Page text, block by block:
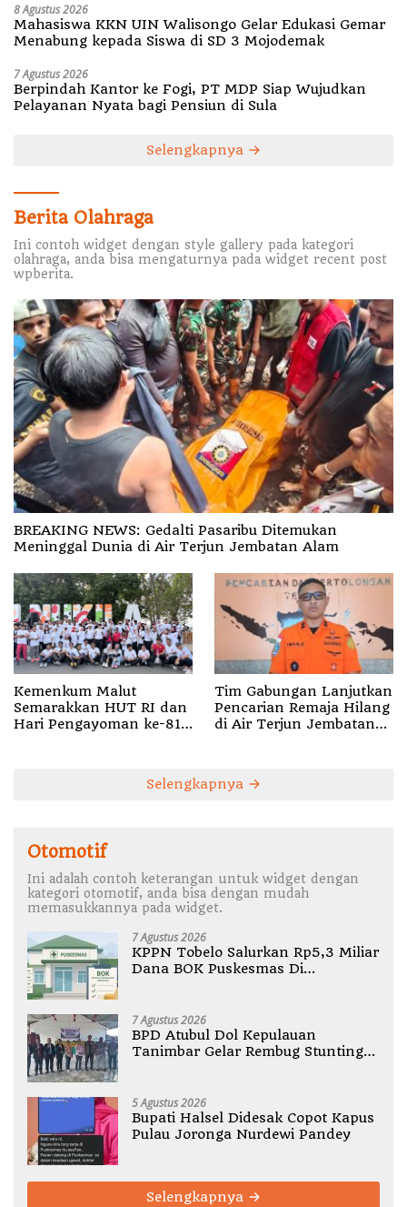
8 Agustus 2026
Mahasiswa KKN UIN Walisongo Gelar Edukasi Gemar
Menabung kepada Siswa di SD 3 Mojodemak
7 Agustus 2026
Berpindah Kantor ke Fogi, PT MDP Siap Wujudkan
Pelayanan Nyata bagi Pensiun di Sula
Selengkapnya
Berita Olahraga
Ini contoh widget dengan style gallery pada kategori
olahraga, anda bisa mengaturnya pada widget recent post
wpberita.
BREAKING NEWS: Gedalti Pasaribu Ditemukan
Meninggal Dunia di Air Terjun Jembatan Alam
Kemenkum Malut
Semarakkan HUT RI dan
Hari Pengayoman ke-81
Tim Gabungan Lanjutkan
Pencarian Remaja Hilang
di Air Terjun Jembatan
Selengkapnya
Otomotif
Ini adalah contoh keterangan untuk widget dengan
kategori otomotif, anda bisa dengan mudah
memasukkannya pada widget.
7 Agustus 2026
KPPN Tobelo Salurkan Rp5,3 Miliar
Dana BOK Puskesmas Di
7 Agustus 2026
BPD Atubul Dol Kepulauan
Tanimbar Gelar Rembug Stunting
5 Agustus 2026
Bupati Halsel Didesak Copot Kapus
Pulau Joronga Nurdewi Pandey
Selengkapnya